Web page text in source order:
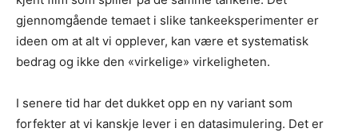
gjennomgående temaet i slike tankeeksperimenter er
ideen om at alt vi opplever, kan være et systematisk
bedrag og ikke den «virkelige» virkeligheten.
I senere tid har det dukket opp en ny variant som
forfekter at vi kanskje lever i en datasimulering. Det er